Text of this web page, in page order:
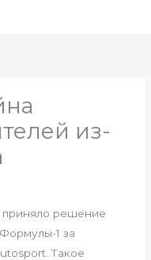
из-
приняло решение
1 за
Такое